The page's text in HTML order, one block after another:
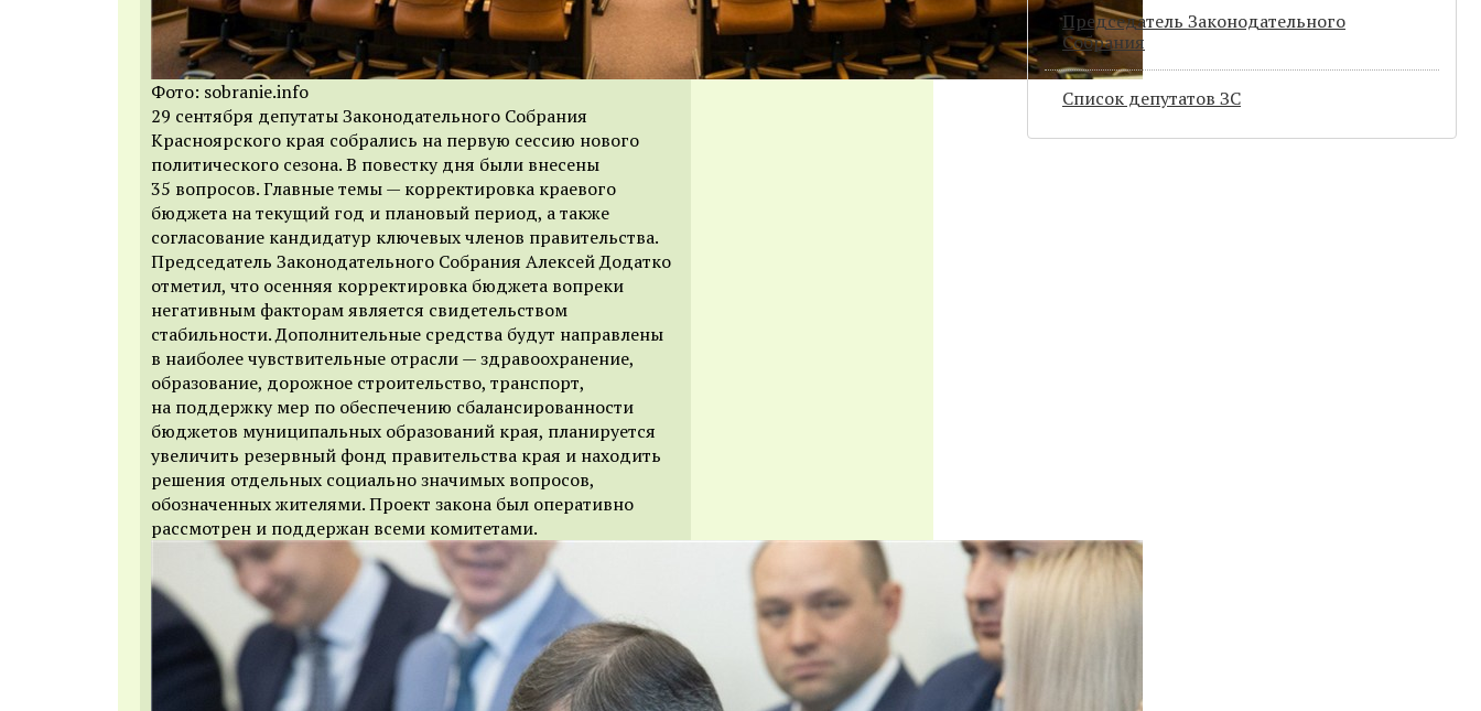
Фото: sobranie.info
29 сентября депутаты Законодательного Собрания
Красноярского края собрались на первую сессию нового
политического сезона. В повестку дня были внесены
35 вопросов. Главные темы — корректировка краевого
бюджета на текущий год и плановый период, а также
согласование кандидатур ключевых членов правительства.
Председатель Законодательного Собрания Алексей Додатко
отметил, что осенняя корректировка бюджета вопреки
негативным факторам является свидетельством
стабильности. Дополнительные средства будут направлены
в наиболее чувствительные отрасли — здравоохранение,
образование, дорожное строительство, транспорт,
на поддержку мер по обеспечению сбалансированности
бюджетов муниципальных образований края, планируется
увеличить резервный фонд правительства края и находить
решения отдельных социально значимых вопросов,
обозначенных жителями. Проект закона был оперативно
рассмотрен и поддержан всеми комитетами.
Председатель Законодательного
Cобрания
Список депутатов ЗС